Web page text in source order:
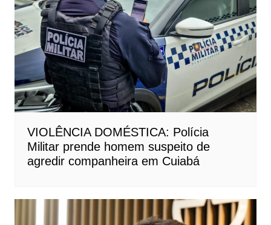
VIOLÊNCIA DOMÉSTICA: Polícia
Militar prende homem suspeito de
agredir companheira em Cuiabá